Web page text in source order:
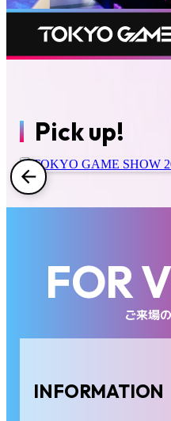
フード
グッズ
インフルエン
インディーゲ
出展社一覧
FAQ
Pick up!
FOR
ご来場
INFORMATION